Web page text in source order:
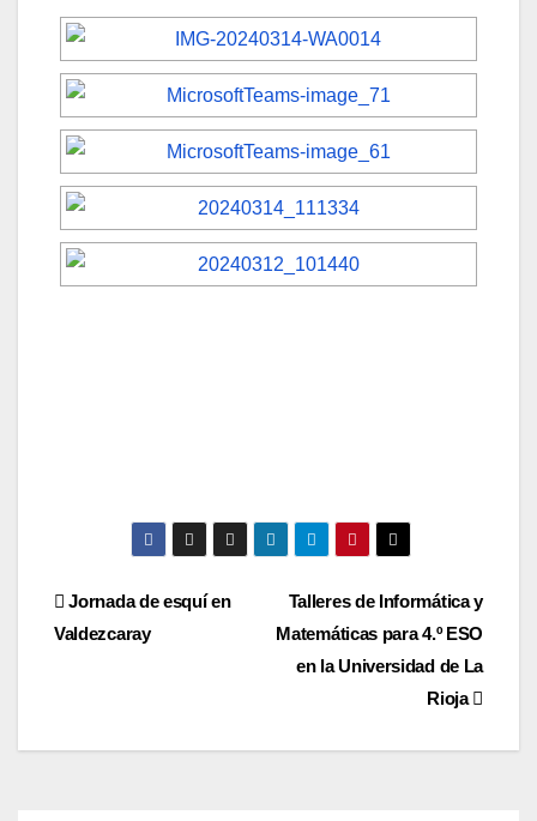
Navegación
Talleres de Informática y
Matemáticas para 4.º ESO
en la Universidad de La
Rioja
Jornada de esquí en
Valdezcaray